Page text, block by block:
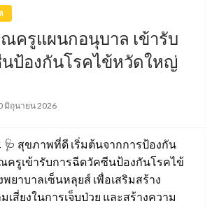
ครูแผนกอนุบาล เข้ารับ
ป้องกันโรคไข้หวัดใหญ่
มิถุนายน 2026
สุขภาพที่ดี เริ่มต้นจากการป้องกัน
ครูเข้ารับการฉีดวัคซีนป้องกันโรคไข้
ยาบาลเซ็นหลุยส์ เพื่อเสริมสร้าง
สี่ยงในการเจ็บป่วย และสร้างความ